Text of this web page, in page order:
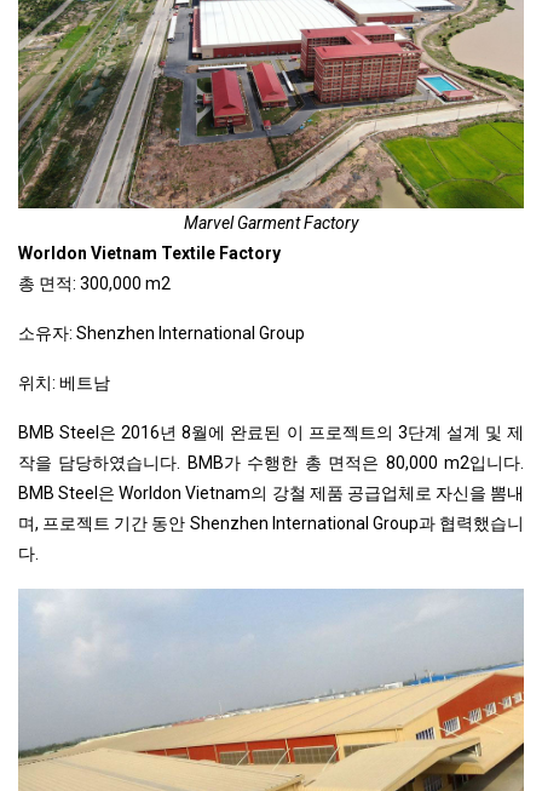
Marvel Garment Factory
Worldon Vietnam Textile Factory
총 면적: 300,000 m2
소유자: Shenzhen International Group
위치: 베트남
BMB Steel은 2016년 8월에 완료된 이 프로젝트의 3단계 설계 및 제
작을 담당하였습니다. BMB가 수행한 총 면적은 80,000 m2입니다.
BMB Steel은 Worldon Vietnam의 강철 제품 공급업체로 자신을 뽐내
며, 프로젝트 기간 동안 Shenzhen International Group과 협력했습니
다.